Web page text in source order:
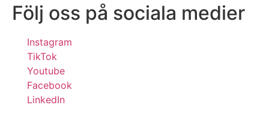
Följ oss på sociala medier
Instagram
TikTok
Youtube
Facebook
LinkedIn